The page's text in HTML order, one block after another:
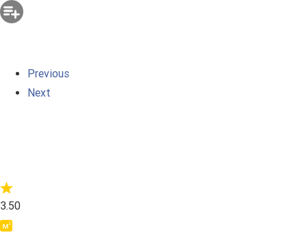
Previous
Next
3.50